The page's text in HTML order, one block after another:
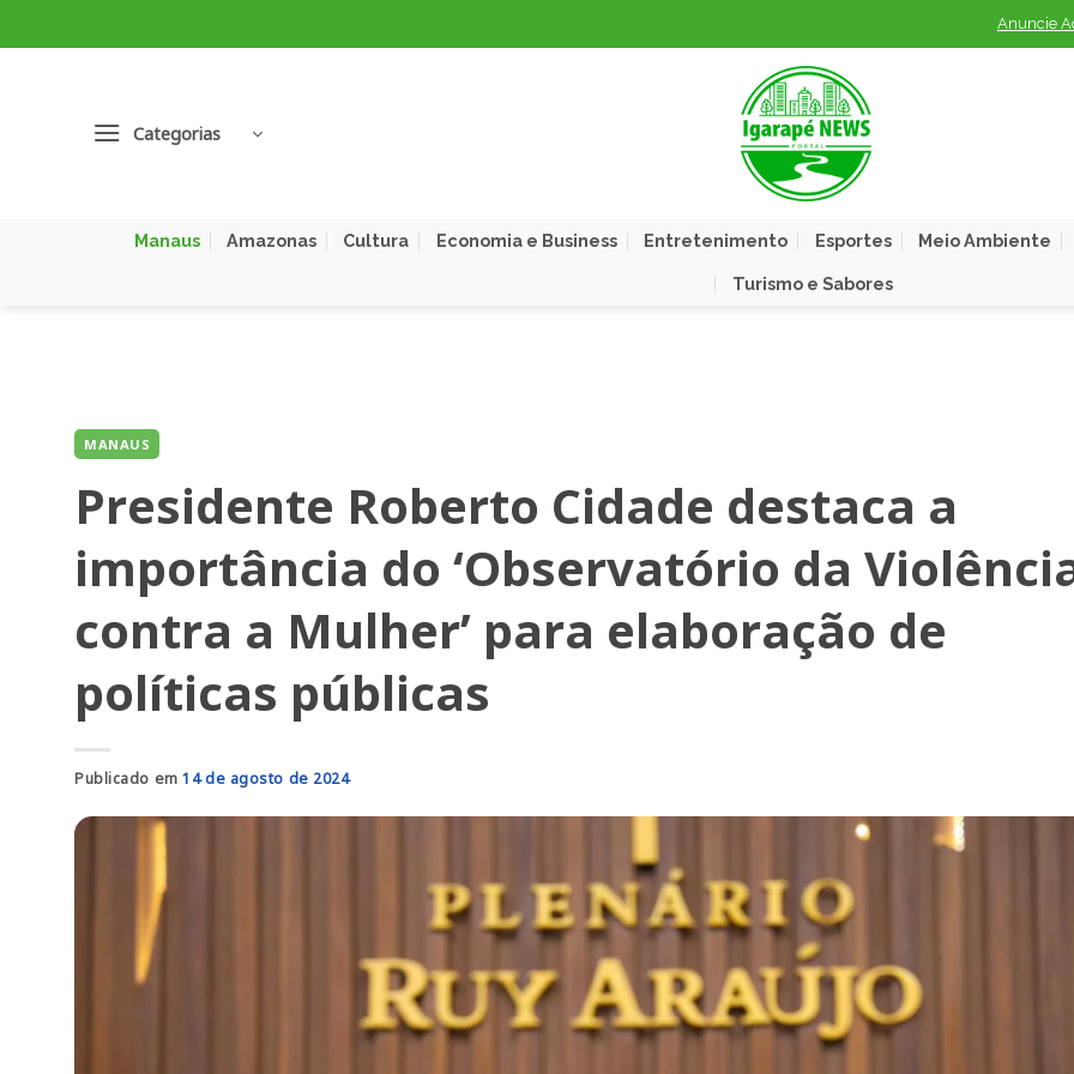
to
Anuncie
Categorias
Manaus Amazonas Cultura Economia e Business Entretenimento Esportes Meio Ambiente
Turismo e Sabores
MANAUS
Presidente Roberto Cidade destaca a
importância do ‘Observatório da
contra a Mulher’ para elaboração de
políticas públicas
Publicado em14 de agosto de 2024